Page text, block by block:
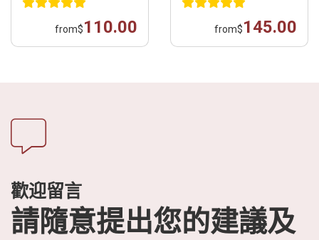
from$110.00 from$145.00
歡迎留言
請隨意提出您的建議及